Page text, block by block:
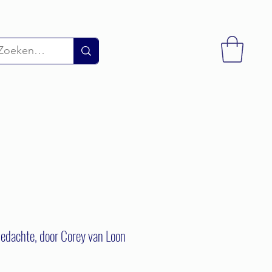
door Corey van Loon